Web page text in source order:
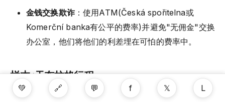
金钱交换欺诈：使用ATM(Česká spořitelna或
Komerční banka有公平的费率)并避免"无佣金"交换
办公室，他们将他们的利差埋在可怕的费率中。
样本5天布拉格行程
💚 🔗 💬 f 𝕏 L